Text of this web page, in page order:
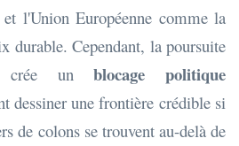
l'Union Européenne comme la
durable. Cependant, la poursuite
unblocage politique
dessiner une frontière crédible si
de colons se trouvent au-delà de